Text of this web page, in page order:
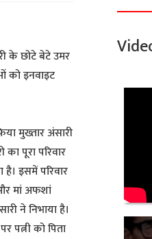
के छोटे बेटे उमर
को इनवाइट
मुख्तार अंसारी
पूरा परिवार
इसमें परिवार
मां अफशां
ने निभाया है।
पत्नी को पिता